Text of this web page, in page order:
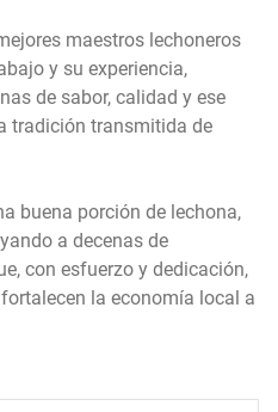
maestros lechoneros
y su experiencia,
de sabor, calidad y ese
tradición transmitida de
buena porción de lechona,
a decenas de
con esfuerzo y dedicación,
la economía local a